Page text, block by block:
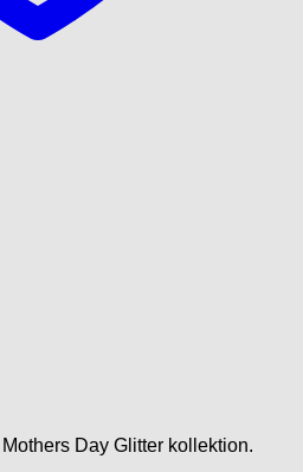
Day Glitter kollektion.